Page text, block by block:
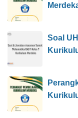
Soal